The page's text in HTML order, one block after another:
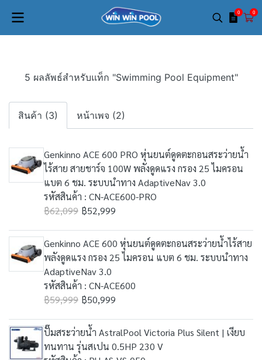
0 0
5 ผลลัพธ์สำหรับแท็ก "Swimming Pool Equipment"
สินค้า (3) หน้าเพจ (2)
Genkinno ACE 600 PRO หุ่นยนต์ดูดตะกอนสระว่ายน้ำ
ไร้สาย สายชาร์จ 100W พลังดูดแรง กรอง 25 ไมครอน
แบต 6 ชม. ระบบนำทาง AdaptiveNav 3.0
รหัสสินค้า : CN-ACE600-PRO
฿62,099 ฿52,999
Genkinno ACE 600 หุ่นยนต์ดูดตะกอนสระว่ายน้ำไร้สาย
พลังดูดแรง กรอง 25 ไมครอน แบต 6 ชม. ระบบนำทาง
AdaptiveNav 3.0
รหัสสินค้า : CN-ACE600
฿59,999 ฿50,999
ปั๊มสระว่ายน้ำ AstralPool Victoria Plus Silent | เงียบ
ทนทาน รุ่นสเปน 0.5HP 230 V